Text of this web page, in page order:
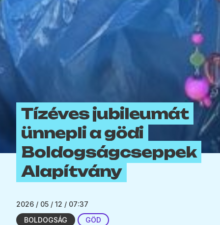
Tízéves jubileumát
ünnepli a gödi
Boldogságcseppek
Alapítvány
2026 / 05 / 12 / 07:37
BOLDOGSÁG
GÖD